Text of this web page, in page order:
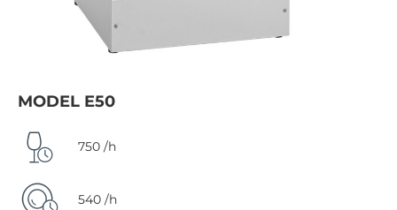
MODEL E50
750 /h
540 /h